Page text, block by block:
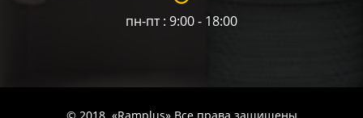
пн-пт : 9:00 - 18:00